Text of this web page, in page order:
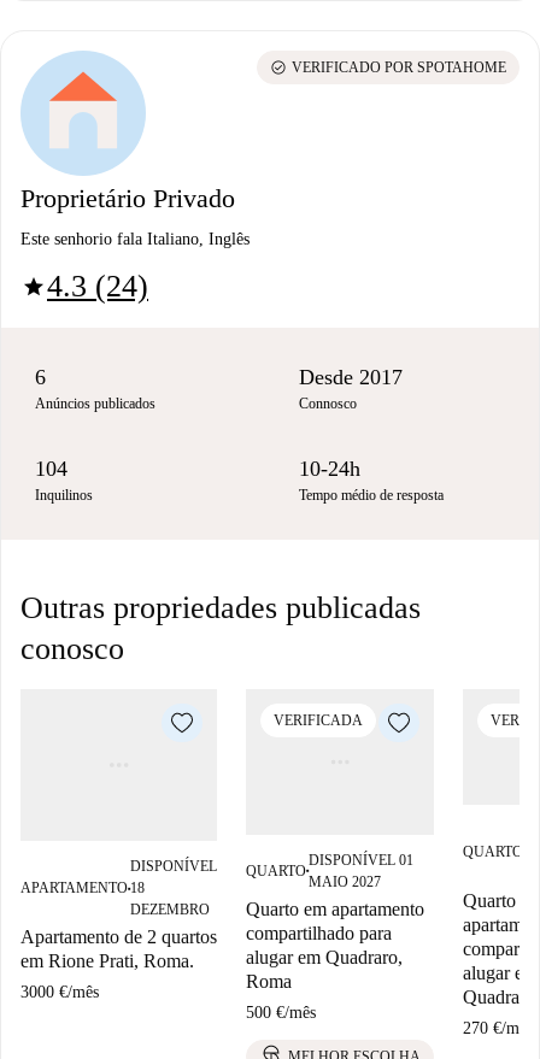
Proprietário Privado
Este senhorio fala Italiano, Inglês
star4.3 (24)
check_circle VERIFICADO POR SPOTAHOME
6
Anúncios publicados
Desde 2017
Connosco
104
Inquilinos
10-24h
Tempo médio de resposta
Outras propriedades publicadas
conosco
APARTAMENTO■
DISPONÍVEL
18
DEZEMBRO
Apartamento de 2 quartos
em Rione Prati, Roma.
3000 €/mês
VERIFICADA
QUARTO■
DISPONÍVEL 01
MAIO 2027
Quarto em apartamento
compartilhado para
alugar em Quadraro,
Roma
500 €/mês
QUARTO
Quarto
alugar em
270 €/mês